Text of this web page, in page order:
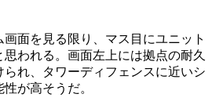
面を見る限り、マス目にユニット
われる。画面左上には拠点の耐久
れ、タワーディフェンスに近いシ
が高そうだ。